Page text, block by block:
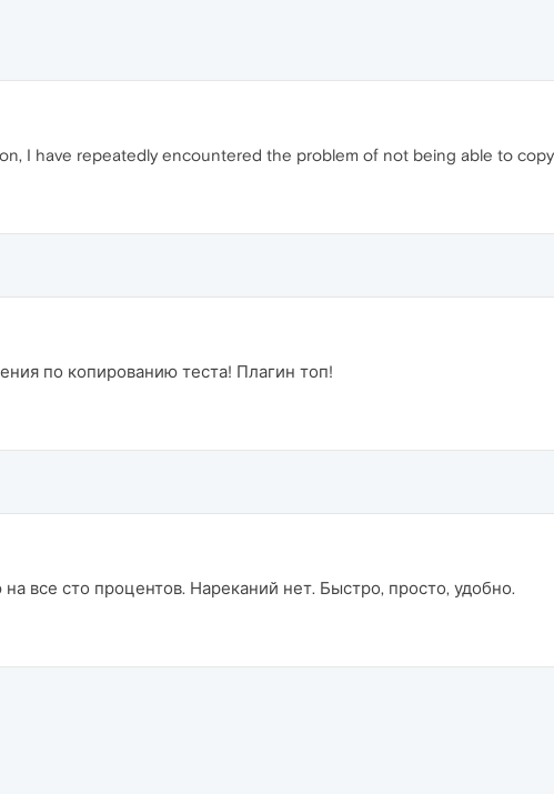
I have repeatedly encountered the problem of not being able to
по копированию теста! Плагин топ!
все сто процентов. Нареканий нет. Быстро, просто, удобно.